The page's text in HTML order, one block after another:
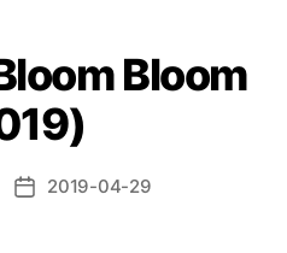
Bloom
Post2019-04-29